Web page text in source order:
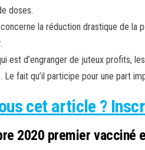
doses.
la réduction drastique de la
est d’engranger de juteux profits,
Le fait qu’il participe pour une part
cet article ?
2020 premier vacciné